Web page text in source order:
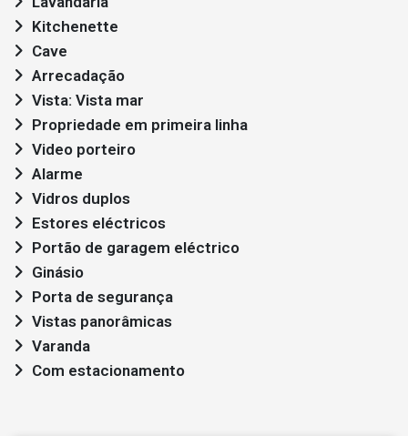
Kitchenette
Cave
Arrecadação
Vista: Vista mar
Propriedade em primeira linha
Video porteiro
Alarme
Vidros duplos
Estores eléctricos
Portão de garagem eléctrico
Ginásio
Porta de segurança
Vistas panorâmicas
Varanda
Com estacionamento